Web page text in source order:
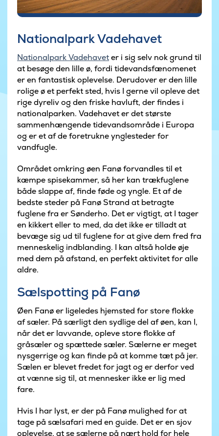
Nationalpark Vadehavet
Nationalpark Vadehaveter i sig selv nok grund til
at besøge den lille ø, fordi tidevandsfænomenet
er en fantastisk oplevelse. Derudover er den lille
rolige ø et perfekt sted, hvis I gerne vil opleve det
rige dyreliv og den friske havluft, der findes i
nationalparken. Vadehavet er det største
sammenhængende tidevandsområde i Europa
og er et af de foretrukne ynglesteder for
vandfugle.
Området omkring øen Fanø forvandles til et
kæmpe spisekammer, så her kan trækfuglene
både slappe af, finde føde og yngle. Et af de
bedste steder på Fanø Strand at betragte
fuglene fra er Sønderho. Det er vigtigt, at I tager
en kikkert eller to med, da det ikke er tilladt at
bevæge sig ud til fuglene for at give dem fred fra
menneskelig indblanding. I kan altså holde øje
med dem på afstand, en perfekt aktivitet for alle
aldre.
Sælspotting på Fanø
Øen Fanø er ligeledes hjemsted for store flokke
af sæler. På særligt den sydlige del af øen, kan I,
når det er lavvande, opleve store flokke af
gråsæler og spættede sæler. Sælerne er meget
nysgerrige og kan finde på at komme tæt på jer.
Sælen er blevet fredet for jagt og er derfor ved
at vænne sig til, at mennesker ikke er lig med
fare.
Hvis I har lyst, er der på Fanø mulighed for at
tage på sælsafari med en guide. Det er en sjov
oplevelse, at se sælerne på nært hold for hele